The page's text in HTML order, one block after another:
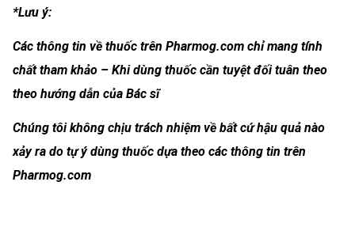
*Lưu ý:
Các thông tin về thuốc trên Pharmog.com chỉ mang tính
chất tham khảo – Khi dùng thuốc cần tuyệt đối tuân theo
theo hướng dẫn của Bác sĩ
Chúng tôi không chịu trách nhiệm về bất cứ hậu quả nào
xảy ra do tự ý dùng thuốc dựa theo các thông tin trên
Pharmog.com